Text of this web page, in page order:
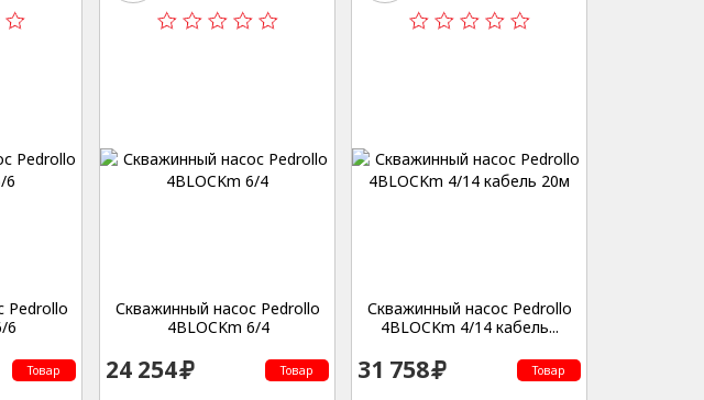
Pedrollo
6
Товар
Скважинный насос Pedrollo
4BLOCKm 6/4
24 254 Товар
Скважинный насос Pedrollo
4BLOCKm 4/14 кабель...
31 758 Товар